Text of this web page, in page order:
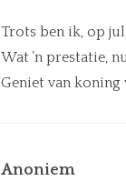
Trots ben ik, op
Wat ’n prestatie,
Geniet van koning
Anoniem